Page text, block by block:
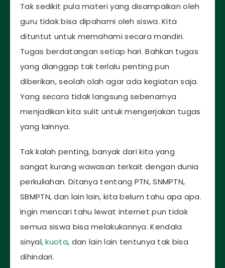
Tak sedikit pula materi yang disampaikan oleh
guru tidak bisa dipahami oleh siswa. Kita
dituntut untuk memahami secara mandiri.
Tugas berdatangan setiap hari. Bahkan tugas
yang dianggap tak terlalu penting pun
diberikan, seolah olah agar ada kegiatan saja.
Yang secara tidak langsung sebenarnya
menjadikan kita sulit untuk mengerjakan tugas
yang lainnya.
Tak kalah penting, banyak dari kita yang
sangat kurang wawasan terkait dengan dunia
perkuliahan. Ditanya tentang PTN, SNMPTN,
SBMPTN, dan lain lain, kita belum tahu apa apa.
Ingin mencari tahu lewat internet pun tidak
semua siswa bisa melakukannya. Kendala
sinyal,kuota, dan lain lain tentunya tak bisa
dihindari.